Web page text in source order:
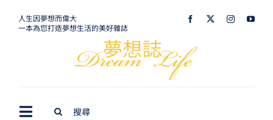
人生因夢想而偉大
一本為您打造夢想生活的美好雜誌